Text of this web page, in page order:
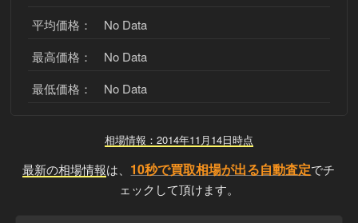
平均価格： No Data
最高価格： No Data
最低価格： No Data
相場情報：2014年11月14日時点
最新の相場情報は、 10秒で買取相場が出る自動査定でチ
ェックして頂けます。